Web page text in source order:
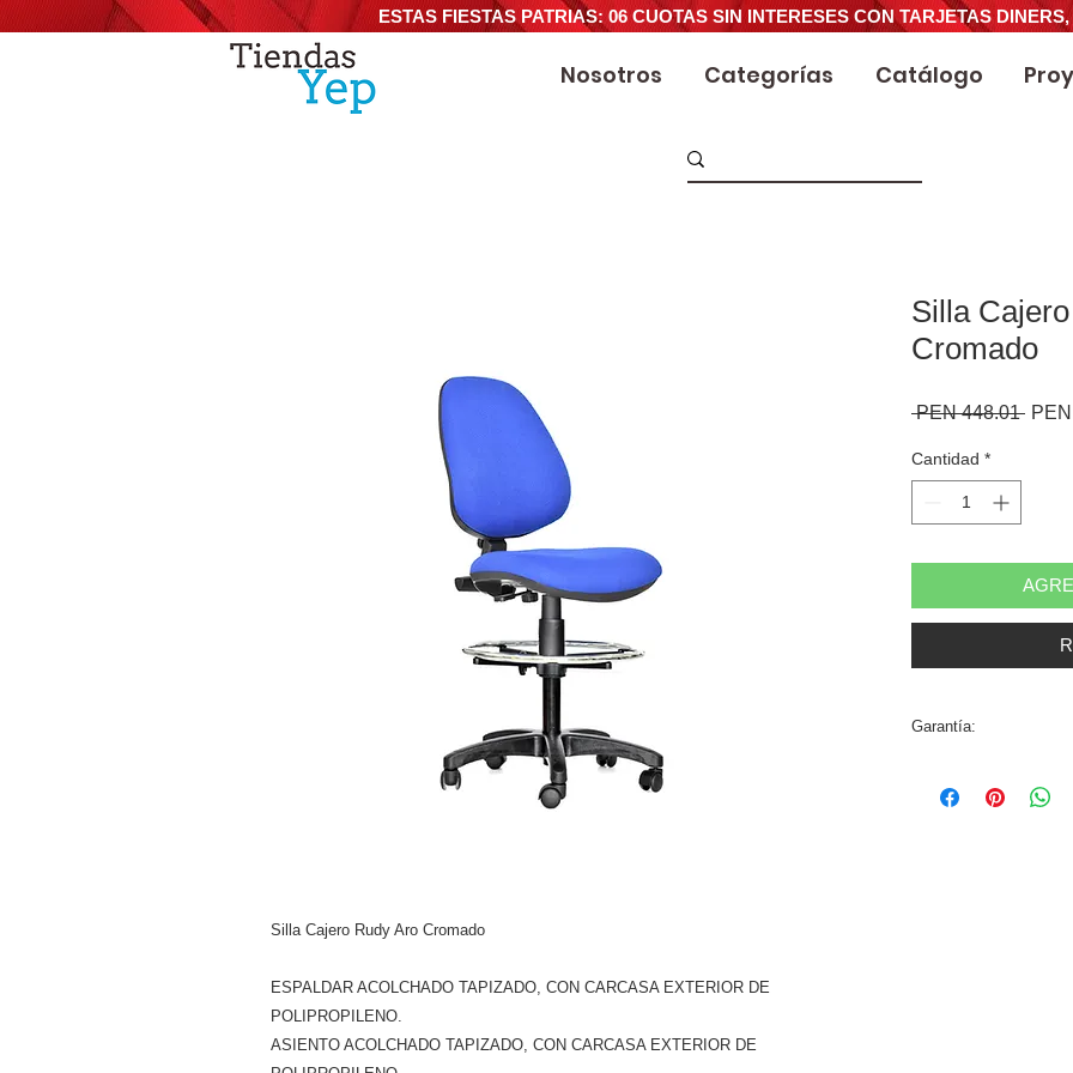
ESTAS FIESTAS PATRIAS: 06 CUOTAS SIN INTERESES CON TARJETAS
Nosotros Categorías Catálogo
Silla Cajero Rudy Aro Cromado
ESPALDAR ACOLCHADO TAPIZADO, CON CARCASA EXTERIOR DE
POLIPROPILENO.
ASIENTO ACOLCHADO TAPIZADO, CON CARCASA EXTERIOR DE
Silla
Cromado
PEN 448.01
Cantidad *
Garantía: